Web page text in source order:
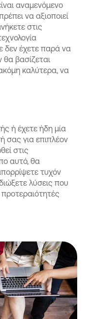
αναμενόμενο
να αξιοποιεί
στις
δεν έχετε παρά να
θα βασίζεται
καλύτερα, να
ή έχετε ήδη μία
σας για επιπλέον
στις
αυτό, θα
τυχόν
λύσεις που
προτεραιότητές